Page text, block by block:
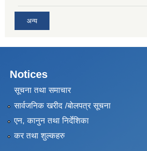
अन्य
Notices
सूचना तथा समाचार
सार्वजनिक खरीद /बोलपत्र सूचना
एन, कानुन तथा निर्देशिका
कर तथा शुल्कहरु